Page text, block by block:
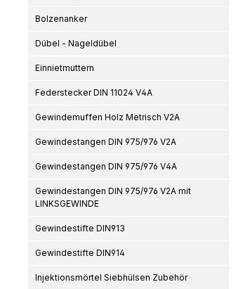
Bolzenanker
Dübel - Nageldübel
Einnietmuttern
Federstecker DIN 11024 V4A
Gewindemuffen Holz Metrisch V2A
Gewindestangen DIN 975/976 V2A
Gewindestangen DIN 975/976 V4A
Gewindestangen DIN 975/976 V2A mit
LINKSGEWINDE
Gewindestifte DIN913
Gewindestifte DIN914
Injektionsmörtel Siebhülsen Zubehör